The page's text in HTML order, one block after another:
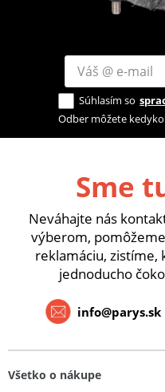
Súhlasím so
Odber môžete
Sme
Neváhajte nás
výberom,
reklamáciu, zistíme,
jednoducho
info@parys.sk
Všetko o nákupe